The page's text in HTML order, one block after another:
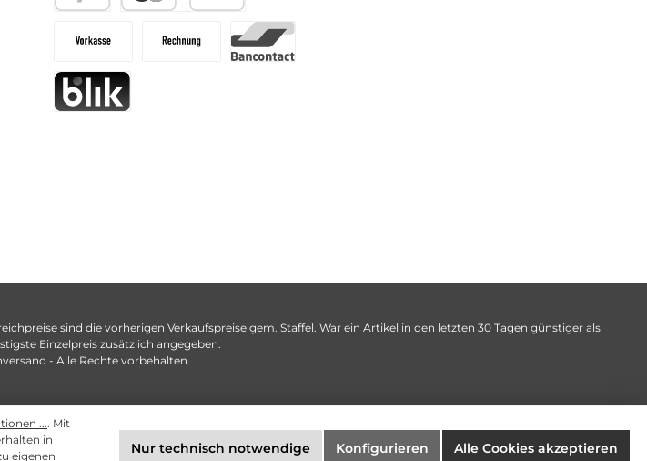
sind die vorherigen Verkaufspreise gem. Staffel. War ein Artikel in den letzten 30 Tagen günstiger als
Einzelpreis zusätzlich angegeben.
- Alle Rechte vorbehalten.
.... Mit
in
eigenen
Nur technisch notwendige Konfigurieren Alle Cookies akzeptieren